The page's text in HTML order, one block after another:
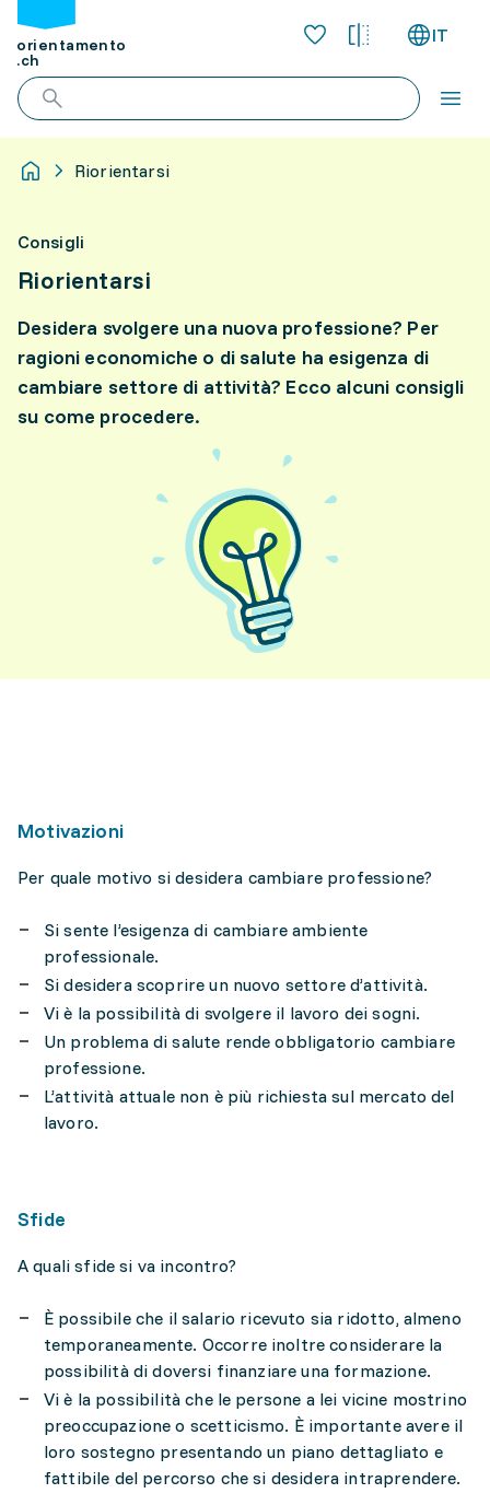
orientamento
.ch
IT
Riorientarsi
Consigli
Riorientarsi
Desidera svolgere una nuova professione? Per
ragioni economiche o di salute ha esigenza di
cambiare settore di attività? Ecco alcuni consigli
su come procedere.
Motivazioni
Per quale motivo si desidera cambiare professione?
Si sente l’esigenza di cambiare ambiente
professionale.
Si desidera scoprire un nuovo settore d’attività.
Vi è la possibilità di svolgere il lavoro dei sogni.
Un problema di salute rende obbligatorio cambiare
professione.
L’attività attuale non è più richiesta sul mercato del
lavoro.
Sfide
A quali sfide si va incontro?
È possibile che il salario ricevuto sia ridotto, almeno
temporaneamente. Occorre inoltre considerare la
possibilità di doversi finanziare una formazione.
Vi è la possibilità che le persone a lei vicine mostrino
preoccupazione o scetticismo. È importante avere il
loro sostegno presentando un piano dettagliato e
fattibile del percorso che si desidera intraprendere.